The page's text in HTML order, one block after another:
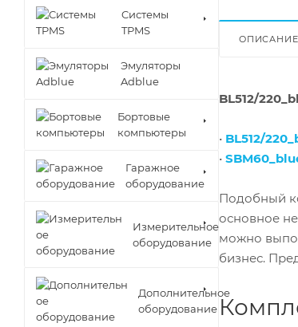
ОПИСАНИЕ
BL512/
• BL512/
•
Подобный
основное
можно
бизнес.
Cистемы
TPMS
Эмуляторы
Adblue
Бортовые
компьютеры
Гаражное
оборудование
Измерительное
оборудование
Дополнительное
оборудование